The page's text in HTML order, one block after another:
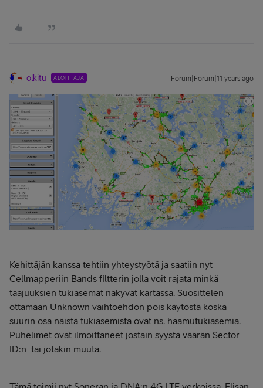
olkitu ALOITTAJA Forum|Forum|11 years ago
Kehittäjän kanssa tehtiin yhteystyötä ja saatiin nyt
Cellmapperiin Bands filtterin jolla voit rajata minkä
taajuuksien tukiasemat näkyvät kartassa. Suosittelen
ottamaan Unknown vaihtoehdon pois käytöstä koska
suurin osa näistä tukiasemista ovat ns. haamutukiasemia.
Puhelimet ovat ilmoittaneet jostain syystä väärän Sector
ID:n tai jotakin muuta.